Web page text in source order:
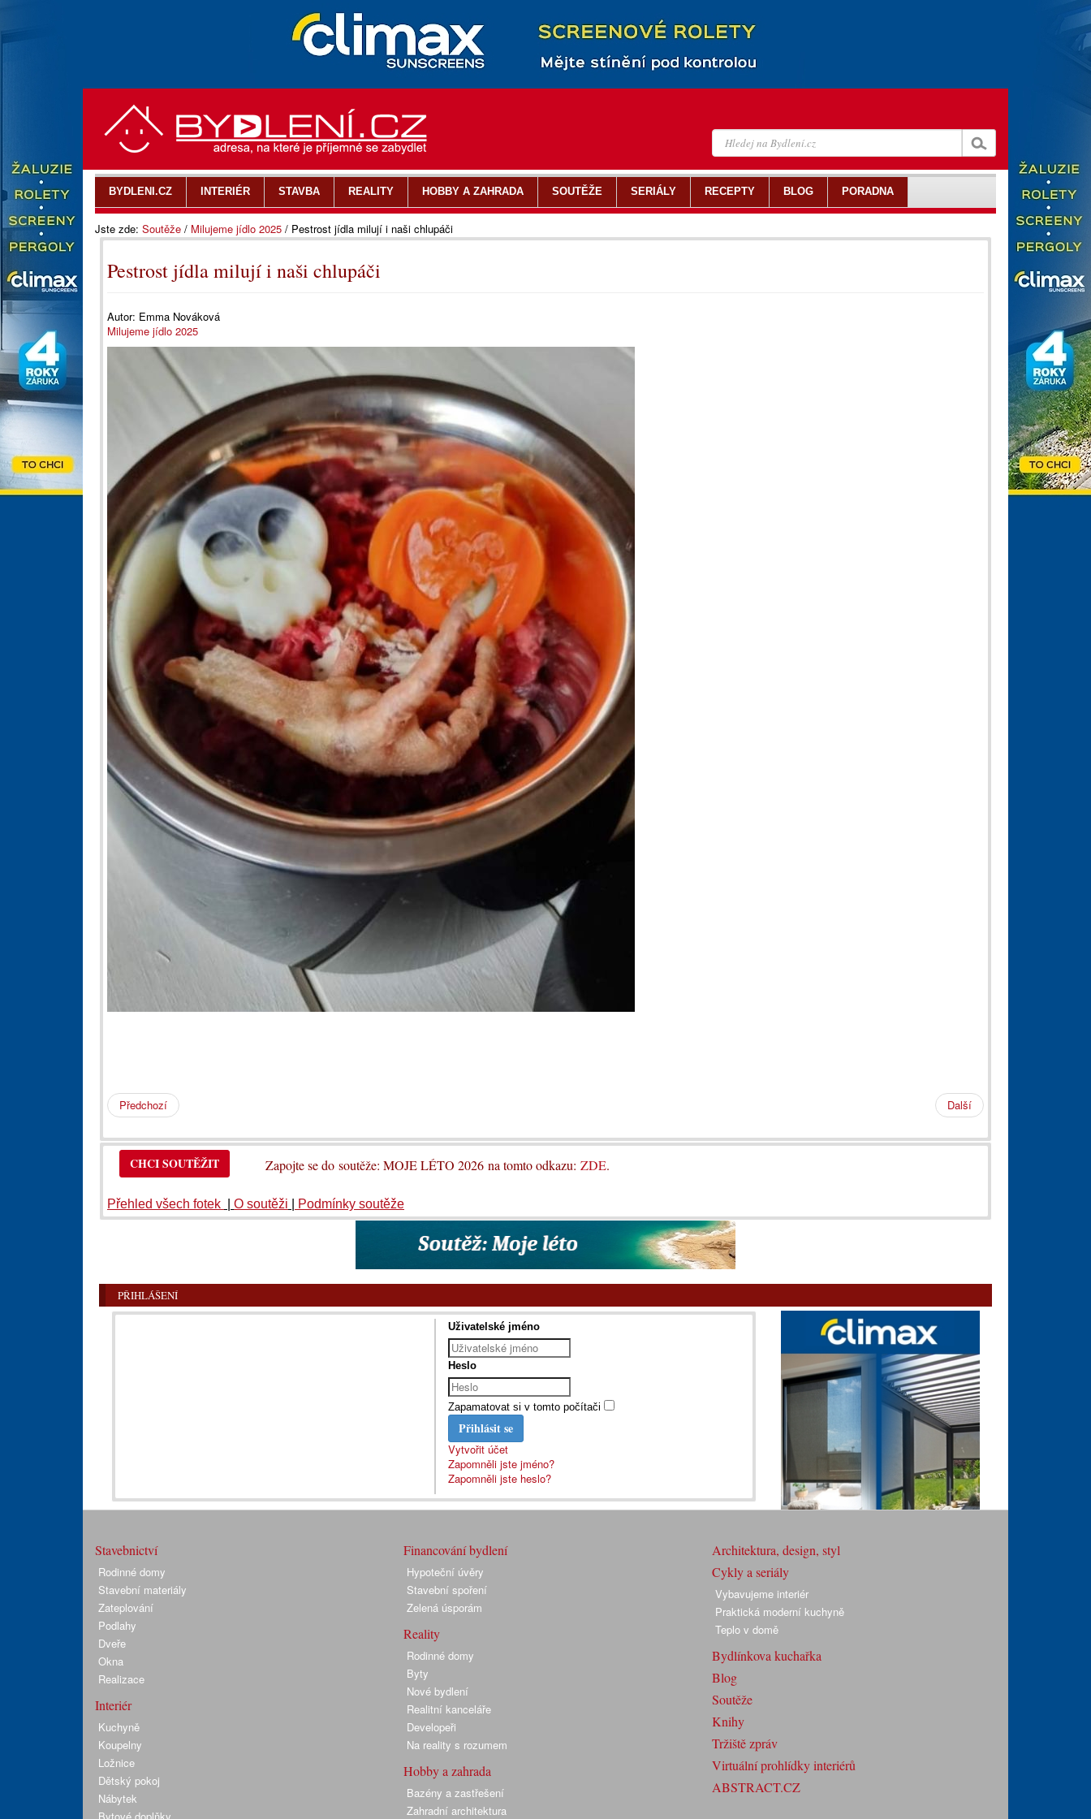
Jste zde: Soutěže / Milujeme jídlo 2025 / Pestrost jídla milují i naši chlupáči
Pestrost jídla milují i naši chlupáči
Autor: Emma Nováková
Milujeme jídlo 2025
Předchozí Další
CHCI SOUTĚŽIT Zapojte se do soutěže: MOJE LÉTO 2026 na tomto odkazu: ZDE.
Přehled všech fotek O soutěži Podmínky soutěže
PŘIHLÁŠENÍ
Uživatelské jméno
Heslo
Zapamatovat si v tomto počítači
Přihlásit se
Vytvořit účet
Zapomněli jste jméno?
Zapomněli jste heslo?
BYDLENI.CZ INTERIÉR STAVBA REALITY HOBBY A ZAHRADA SOUTĚŽE SERIÁLY RECEPTY BLOG PORADNA
Stavebnictví
Rodinné domy
Stavební materiály
Zateplování
Podlahy
Dveře
Okna
Realizace
Interiér
Kuchyně
Koupelny
Ložnice
Dětský pokoj
Nábytek
Financování bydlení
Hypoteční úvěry
Stavební spoření
Zelená úsporám
Reality
Rodinné domy
Byty
Nové bydlení
Realitní kanceláře
Developeři
Na reality s rozumem
Hobby a zahrada
Bazény a zastřešení
Zahradní architektura
Architektura, design, styl
Cykly a seriály
Vybavujeme interiér
Praktická moderní kuchyně
Teplo v domě
Bydlínkova kuchařka
Blog
Soutěže
Knihy
Tržiště zpráv
Virtuální prohlídky interiérů
ABSTRACT.CZ